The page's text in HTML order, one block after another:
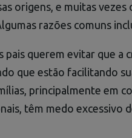
origens, e muitas vezes
razões comuns
querem evitar que a
que estão facilitando
principalmente em
têm medo excessivo